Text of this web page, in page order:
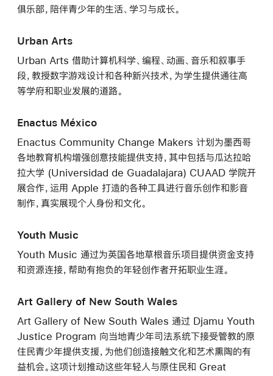
俱乐部，陪伴青少年的生活、学习与成长。
Urban Arts
Urban Arts 借助计算机科学、编程、动画、音乐和叙事手
段，教授数字游戏设计和各种新兴技术，为学生提供通往高
等学府和职业发展的道路。
Enactus México
Enactus Community Change Makers 计划为墨西哥
各地教育机构增强创意技能提供支持，其中包括与瓜达拉哈
拉大学 (Universidad de Guadalajara) CUAAD 学院开
展合作，运用 Apple 打造的各种工具进行音乐创作和影音
制作，真实展现个人身份和文化。
Youth Music
Youth Music 通过为英国各地草根音乐项目提供资金支持
和资源连接，帮助有抱负的年轻创作者开拓职业生涯。
Art Gallery of New South Wales
Art Gallery of New South Wales 通过 Djamu Youth
Justice Program 向当地青少年司法系统下接受管教的原
住民青少年提供支援，为他们创造接触文化和艺术熏陶的有
益机会。这项计划推动这些年轻人与原住民和 Great